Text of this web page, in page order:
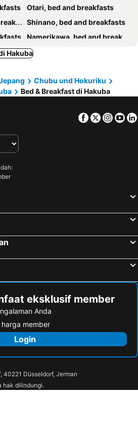
Otari, bed and breakfasts
Shinano, bed and breakfasts
Namerikawa, bed and breakfasts
Sakaki, bed and breakfasts
Nakano, bed and breakfasts
Hakuba
Chubu und Hokuriku
Bed & Breakfast di Hakuba
Facebook
Twitter
eksklusif member
Anda
member
Login
40221 Düsseldorf, Jerman
hak dilindungi.